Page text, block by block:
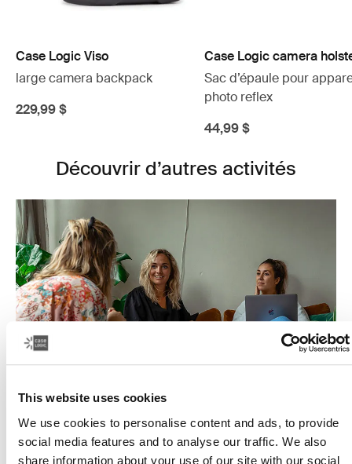
This website uses cookies
We use cookies to personalise content and ads, to provide
social media features and to analyse our traffic. We also
share information about your use of our site with our social
Case Logic Viso
large camera backpack
229,99 $
Case Logic camera
Sac d’épaule pour
photo reflex
44,99 $
Découvrir d’autres activités
Le travail, simplifié